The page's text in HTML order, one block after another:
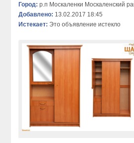
Город: р.п Москаленки Москаленский
Добавлено: 13.02.2017 18:45
Истекает: Это объявление истекло